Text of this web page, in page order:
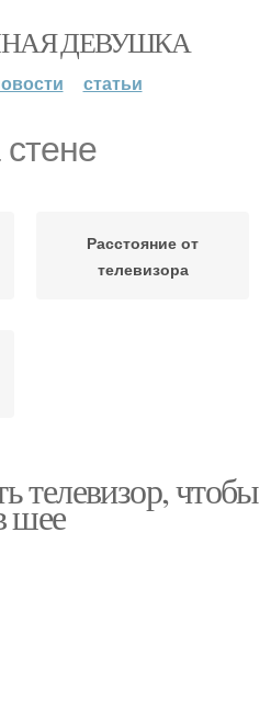
ДЕВУШКА
статьи
Расстояние от
телевизора
телевизор, чтобы
шее